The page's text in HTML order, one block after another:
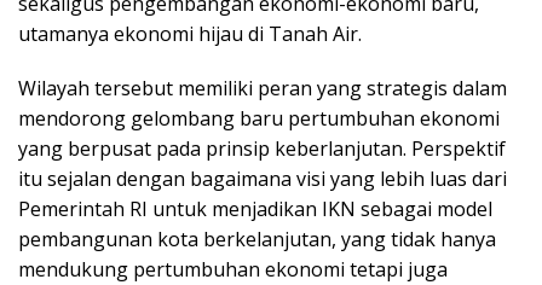
utamanya ekonomi hijau di Tanah Air.
Wilayah tersebut memiliki peran yang strategis dalam
mendorong gelombang baru pertumbuhan ekonomi
yang berpusat pada prinsip keberlanjutan. Perspektif
itu sejalan dengan bagaimana visi yang lebih luas dari
Pemerintah RI untuk menjadikan IKN sebagai model
pembangunan kota berkelanjutan, yang tidak hanya
mendukung pertumbuhan ekonomi tetapi juga